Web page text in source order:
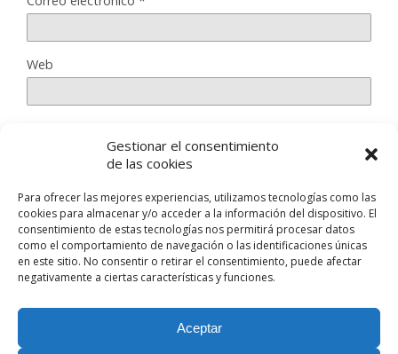
Gestionar el consentimiento
de las cookies
Para ofrecer las mejores experiencias, utilizamos tecnologías como las
cookies para almacenar y/o acceder a la información del dispositivo. El
consentimiento de estas tecnologías nos permitirá procesar datos
como el comportamiento de navegación o las identificaciones únicas
en este sitio. No consentir o retirar el consentimiento, puede afectar
negativamente a ciertas características y funciones.
Aceptar
Web
Guarda mi nombre, correo electrónico y web en este
navegador para la próxima vez que comente.